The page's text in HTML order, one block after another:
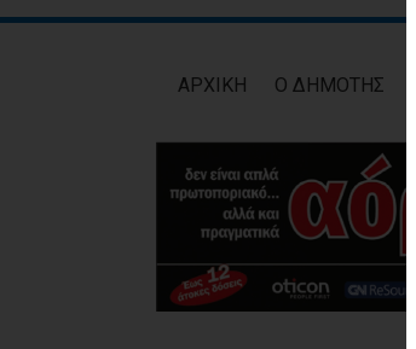
AΡXIKH Ο ΔΗΜΟΤΗΣ